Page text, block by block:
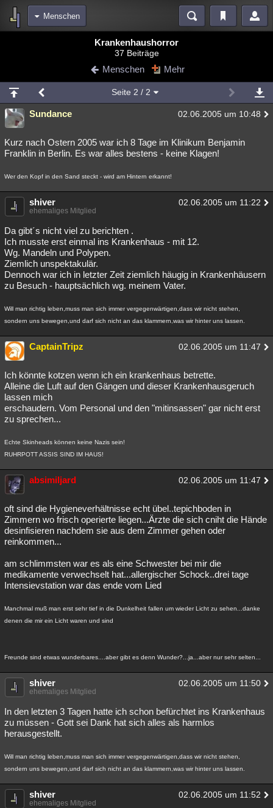
Menschen
Blogs
Chat Wiki Neuigkeiten
meine Rubriken
Menschen Wissenschaft Mystery Kriminalfälle
Spiritualität Verschwörungen Technologie Ufologie
Philosophie Literatur
Astronomie Helpdesk
Musik Clash Verbesserungen
Übersichten
Besucht Teilgenommen Alle Neue
Lesenswert Schlüsselwörter
Krankenhaushorror
37 Beiträge
Menschen Mehr
Seite 2 / 2
Sundance 02.06.2005 um 10:48
Kurz nach Ostern 2005 war ich 8 Tage im Klinikum Benjamin
Franklin in Berlin. Es war alles bestens - keine Klagen!
Wer den Kopf in den Sand steckt - wird am Hintern erkannt!
shiver 02.06.2005 um 11:22
ehemaliges Mitglied
Da gibt´s nicht viel zu berichten .
Ich musste erst einmal ins Krankenhaus - mit 12.
Wg. Mandeln und Polypen.
Ziemlich unspektakulär.
Dennoch war ich in letzter Zeit ziemlich häugig in Krankenhäusern
zu Besuch - hauptsächlich wg. meinem Vater.
Will man richtig leben,muss man sich immer vergegenwärtigen,dass wir nicht stehen,
sondern uns bewegen,und darf sich nicht an das klammern,was wir hinter uns lassen.
CaptainTripz 02.06.2005 um 11:47
Ich könnte kotzen wenn ich ein krankenhaus betrette.
Alleine die Luft auf den Gängen und dieser Krankenhausgeruch
lassen mich
erschaudern. Vom Personal und den "mitinsassen" gar nicht erst
zu sprechen...
Echte Skinheads können keine Nazis sein!
RUHRPOTT ASSIS SIND IM HAUS!
absimiljard 02.06.2005 um 11:47
oft sind die Hygieneverhältnisse echt übel..tepichboden in
Zimmern wo frisch operierte liegen...Ärzte die sich cniht die Hände
desinfisieren nachdem sie aus dem Zimmer gehen oder
reinkommen...
am schlimmsten war es als eine Schwester bei mir die
medikamente verwechselt hat...allergischer Schock..drei tage
Intensievstation war das ende vom Lied
Manchmal muß man erst sehr tief in die Dunkelheit fallen um wieder Licht zu sehen...danke
denen die mir ein Licht waren und sind
Freunde sind etwas wunderbares....aber gibt es denn Wunder?...ja...aber nur sehr selten...
shiver 02.06.2005 um 11:50
ehemaliges Mitglied
In den letzten 3 Tagen hatte ich schon befürchtet ins Krankenhaus
zu müssen - Gott sei Dank hat sich alles als harmlos
herausgestellt.
Will man richtig leben,muss man sich immer vergegenwärtigen,dass wir nicht stehen,
sondern uns bewegen,und darf sich nicht an das klammern,was wir hinter uns lassen.
shiver 02.06.2005 um 11:52
ehemaliges Mitglied